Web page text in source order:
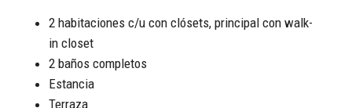
2 habitaciones c/u con clósets, principal con walk-
in closet
2 baños completos
Estancia
Terraza